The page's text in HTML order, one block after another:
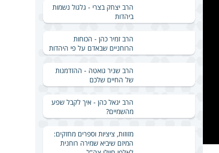
הרב יצחק בצרי - גלגול נשמות
ביהדות
הרב זמיר כהן - הכוחות
הרוחניים שבאדם על פי היהדות
הרב שניר גואטה - ההזדמנות
של החיים שלכם
הרב יגאל כהן - איך לקבל שפע
מהשמיים?
מזוזות, ציציות וספרים מחזקים:
המיזם שיביא שמירה רוחנית